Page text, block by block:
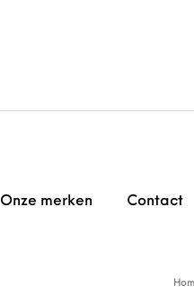
Onze merken Contact